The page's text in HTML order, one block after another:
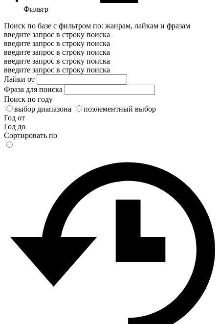
Фильтр
Поиск по базе с фильтром по: жанрам, лайкам и фразам
введите запрос в строку поиска
введите запрос в строку поиска
введите запрос в строку поиска
введите запрос в строку поиска
введите запрос в строку поиска
Лайки от
Фраза для поиска
Поиск по году
выбор диапазона
поэлементный выбор
Год от
Год до
Сортировать по